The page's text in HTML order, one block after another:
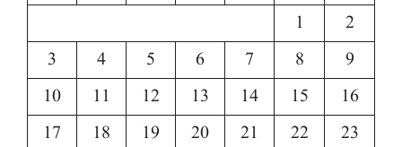
1
2
3
4 5 6 7 8
9
10
11 12 13 14 15
16
17
18 19 20 21 22
23